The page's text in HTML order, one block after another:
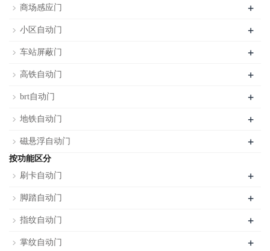
商场感应门 +
小区自动门 +
车站屏蔽门 +
高铁自动门 +
brt自动门 +
地铁自动门 +
磁悬浮自动门 +
按功能区分
刷卡自动门
+
脚踏自动门 +
指纹自动门 +
掌纹自动门 +